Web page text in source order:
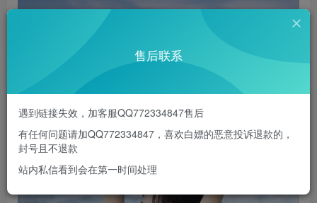
售后联系
遇到链接失效，加客服QQ772334847售后
有任何问题请加QQ772334847，喜欢白嫖的恶意投诉退款的，
封号且不退款
站内私信看到会在第一时间处理